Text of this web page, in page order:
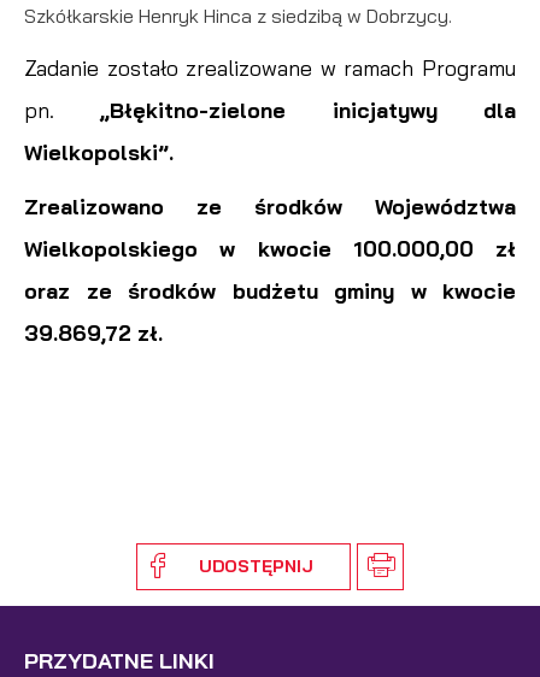
Szkółkarskie Henryk Hinca z siedzibą w Dobrzycy.
Zadanie zostało zrealizowane w ramach Programu
pn. „Błękitno-zielone inicjatywy dla
Wielkopolski”.
Zrealizowano ze środków Województwa
Wielkopolskiego w kwocie 100.000,00 zł
oraz ze środków budżetu gminy w kwocie
39.869,72 zł.
UDOSTĘPNIJ
PRZYDATNE LINKI